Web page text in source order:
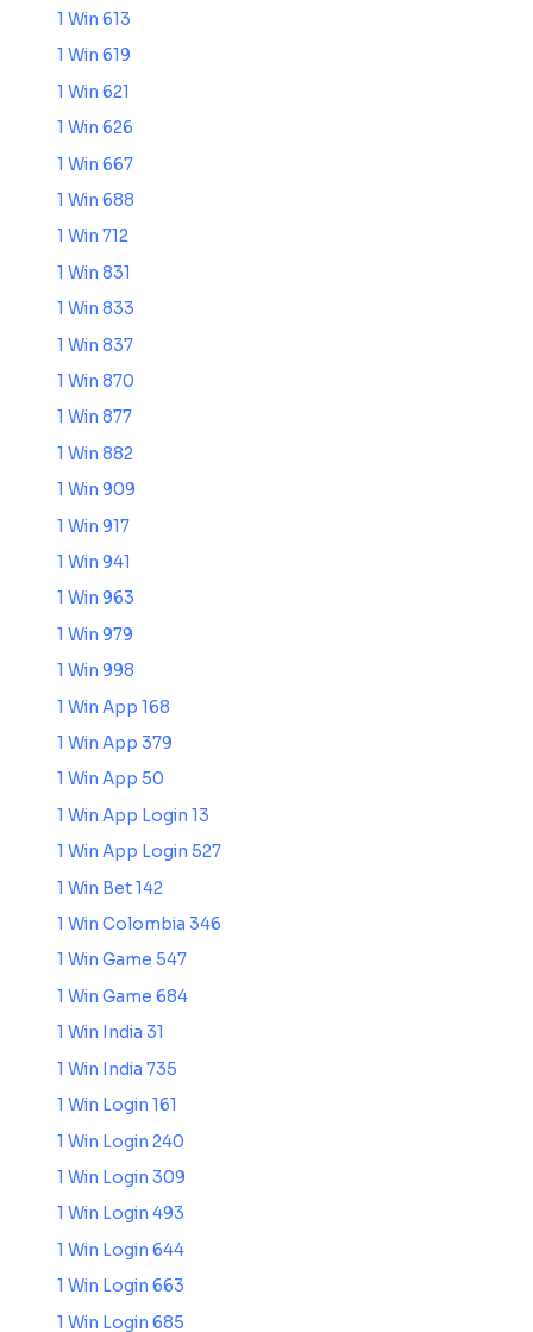
1 Win 613
1 Win 619
1 Win 621
1 Win 626
1 Win 667
1 Win 688
1 Win 712
1 Win 831
1 Win 833
1 Win 837
1 Win 870
1 Win 877
1 Win 882
1 Win 909
1 Win 917
1 Win 941
1 Win 963
1 Win 979
1 Win 998
1 Win App 168
1 Win App 379
1 Win App 50
1 Win App Login 13
1 Win App Login 527
1 Win Bet 142
1 Win Colombia 346
1 Win Game 547
1 Win Game 684
1 Win India 31
1 Win India 735
1 Win Login 161
1 Win Login 240
1 Win Login 309
1 Win Login 493
1 Win Login 644
1 Win Login 663
1 Win Login 685